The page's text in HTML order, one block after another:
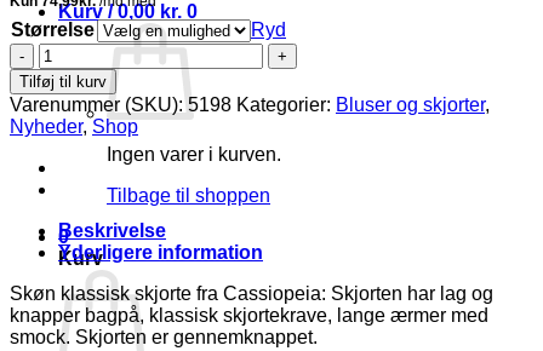
Kurv /0,00 kr. 0
Ingen varer i kurven.
Tilbage til shoppen
0
Kurv
Størrelse
Ryd
Cassiopeia
Martinella
Skjorte
M/Knapper
bagpå
Hvid
BM:
M:130
L:140
XL:150
LG:85
Vejl.369,-
antal
Tilføj til kurv
Varenummer (SKU): 5198 Kategorier: Bluser og skjorter,
Nyheder, Shop
Beskrivelse
Yderligere information
Skøn klassisk skjorte fra Cassiopeia: Skjorten har lag og
knapper bagpå, klassisk skjortekrave, lange ærmer med
smock. Skjorten er gennemknappet.